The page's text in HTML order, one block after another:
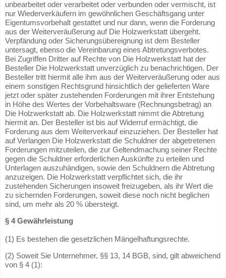
unbearbeitet oder verarbeitet oder verbunden oder vermischt, ist
nur Wiederverkäufern im gewöhnlichen Geschäftsgang unter
Eigentumsvorbehalt gestattet und nur dann, wenn die Forderung
aus der Weiterveräußerung auf Die Holzwerkstatt übergeht.
Verpfändung oder Sicherungsübereignung ist dem Besteller
untersagt, ebenso die Vereinbarung eines Abtretungsverbotes.
Bei Zugriffen Dritter auf Rechte von Die Holzwerkstatt hat der
Besteller Die Holzwerkstatt unverzüglich zu benachrichtigen. Der
Besteller tritt hiermit alle ihm aus der Weiterveräußerung oder aus
einem sonstigen Rechtsgrund hinsichtlich der gelieferten Ware
jetzt oder später zustehenden Forderungen mit ihrer Entstehung
in Höhe des Wertes der Vorbehaltsware (Rechnungsbetrag) an
Die Holzwerkstatt ab. Die Holzwerkstatt nimmt die Abtretung
hiermit an. Der Besteller ist bis auf Widerruf ermächtigt, die
Forderung aus dem Weiterverkauf einzuziehen. Der Besteller hat
auf Verlangen Die Holzwerkstatt die Schuldner der abgetretenen
Forderungen mitzuteilen, die zur Geltendmachung seiner Rechte
gegen die Schuldner erforderlichen Auskünfte zu erteilen und
Unterlagen auszuhändigen, sowie den Schuldnern die Abtretung
anzuzeigen. Die Holzwerkstatt verpflichtet sich, die ihr
zustehenden Sicherungen insoweit freizugeben, als ihr Wert die
zu sichernden Forderungen, soweit diese noch nicht beglichen
sind, um mehr als 20 % übersteigt.
§ 4 Gewährleistung
(1) Es bestehen die gesetzlichen Mängelhaftungsrechte.
(2) Soweit Sie Unternehmer, §§ 13, 14 BGB, sind, gilt abweichend
von § 4 (1):